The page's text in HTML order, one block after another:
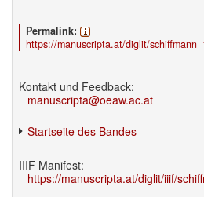
Permalink:
https://manuscripta.at/diglit/
Kontakt und Feedback:
manuscripta@oeaw.ac.at
Startseite des Bandes
IIIF Manifest:
https://manuscripta.at/diglit/iiif/